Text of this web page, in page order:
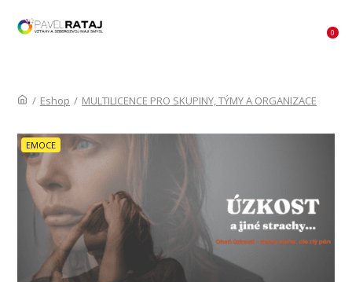
0
/ Eshop / MULTILICENCE PRO SKUPINY, TÝMY A ORGANIZACE
EMOCE